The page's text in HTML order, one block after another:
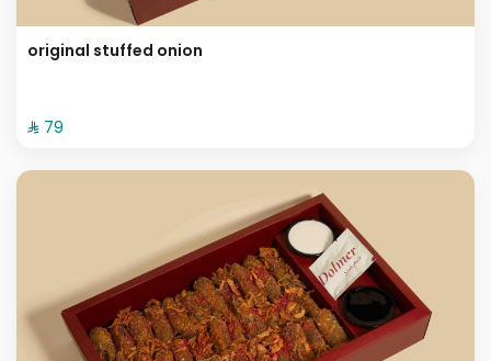
original stuffed onion
⁨⁦‪‬ 79⁩